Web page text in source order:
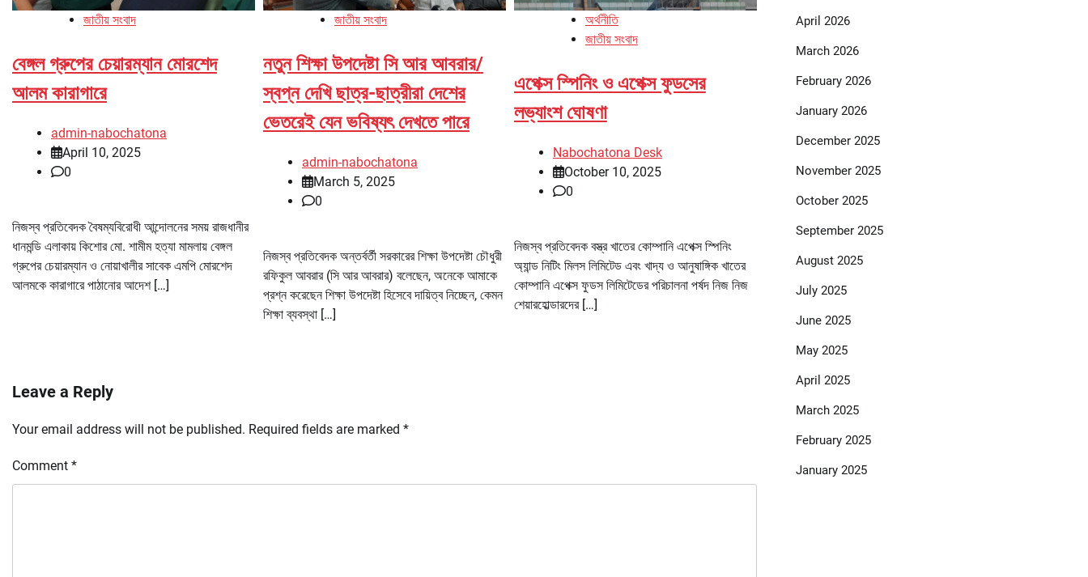
জাতীয় সংবাদ
বেঙ্গল গ্রুপের চেয়ারম্যান মোরশেদ
আলম কারাগারে
admin-nabochatona
April 10, 2025
0
নিজস্ব প্রতিবেদক বৈষম্যবিরোধী আন্দোলনের সময় রাজধানীর
ধানমন্ডি এলাকায় কিশোর মো. শামীম হত্যা মামলায় বেঙ্গল
গ্রুপের চেয়ারম্যান ও নোয়াখালীর সাবেক এমপি মোরশেদ
আলমকে কারাগারে পাঠানোর আদেশ […]
জাতীয় সংবাদ
নতুন শিক্ষা উপদেষ্টা সি আর আবরার/
স্বপ্ন দেখি ছাত্র-ছাত্রীরা দেশের
ভেতরেই যেন ভবিষ্যৎ দেখতে পারে
admin-nabochatona
March 5, 2025
0
নিজস্ব প্রতিবেদক অন্তর্বর্তী সরকারের শিক্ষা উপদেষ্টা চৌধুরী
রফিকুল আবরার (সি আর আবরার) বলেছেন, অনেকে আমাকে
প্রশ্ন করেছেন শিক্ষা উপদেষ্টা হিসেবে দায়িত্ব নিচ্ছেন, কেমন
শিক্ষা ব্যবস্থা […]
অর্থনীতি
জাতীয় সংবাদ
এপেক্স স্পিনিং ও এপেক্স ফুডসের
লভ্যাংশ ঘোষণা
Nabochatona Desk
October 10, 2025
0
নিজস্ব প্রতিবেদক বস্ত্র খাতের কোম্পানি এপেক্স স্পিনিং
অ্যান্ড নিটিং মিলস লিমিটেড এবং খাদ্য ও আনুষাঙ্গিক খাতের
কোম্পানি এপেক্স ফুডস লিমিটেডের পরিচালনা পর্ষদ নিজ নিজ
শেয়ারহোল্ডারদের […]
Leave a Reply
Your email address will not be published. Required fields are marked *
Comment *
April 2026
March 2026
February 2026
January 2026
December 2025
November 2025
October 2025
September 2025
August 2025
July 2025
June 2025
May 2025
April 2025
March 2025
February 2025
January 2025